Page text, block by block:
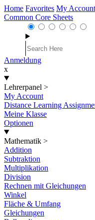
Home Favorites My Account
Common Core Sheets
Anmeldung
x
Lehrerpanel >
My Account
Distance Learning
Meine Klasse
Optionen
Mathematik >
Addition
Subtraktion
Multiplikation
Division
Rechnen mit Gleichungen
Winkel
Fläche & Umfang
Gleichungen